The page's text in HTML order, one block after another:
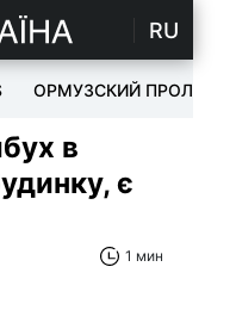
RU
ОРМУЗСКИЙ ПРОЛИВ
в
є
1 мин